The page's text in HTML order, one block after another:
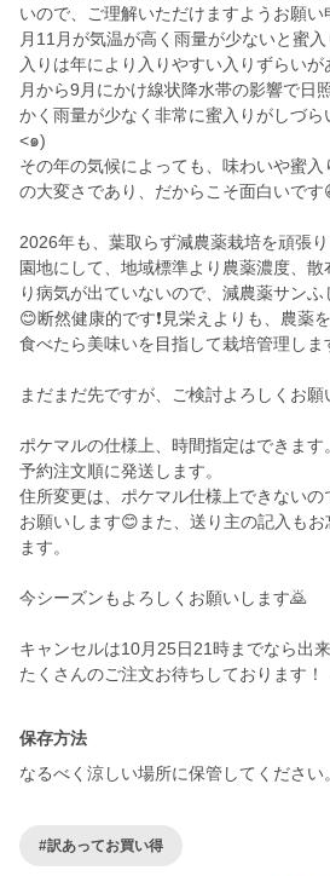
いので、ご理解いただけますようお願
月11月が気温が高く雨量が少ないと蜜
入りは年により入りやすい入りずらい
月から9月にかけ線状降水帯の影響で日
かく雨量が少なく非常に蜜入りがしづ
<๑)
その年の気候によっても、味わいや蜜
の大変さであり、だからこそ面白いです
2026年も、葉取らず減農薬栽培を頑張り
園地にして、地域標準より農薬濃度、
り病気が出ていないので、減農薬サン
😊断然健康的です❗️見栄えよりも、農薬
食べたら美味いを目指して栽培管理しま
まだまだ先ですが、ご検討よろしくお願
ポケマルの仕様上、時間指定はできます。
予約注文順に発送します。
住所変更は、ポケマル仕様上できないの
お願いします😊また、送り主の記入も
ます。
今シーズンもよろしくお願いします🙇
キャンセルは10月25日21時までなら出
保存方法
なるべく涼しい場所に保管してください。
#訳あってお買い得